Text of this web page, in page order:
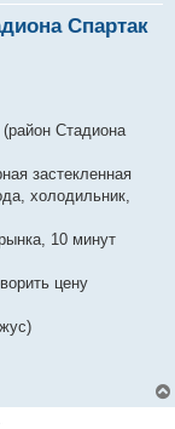
Спартак
Стадиона
застекленная
холодильник,
10 минут
цену